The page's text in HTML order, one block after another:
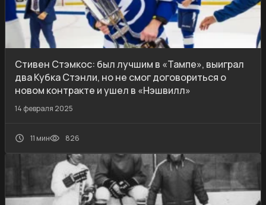
Стивен Стэмкос: был лучшим в «Тампе», выиграл
два Кубка Стэнли, но не смог договориться о
новом контракте и ушел в «Нэшвилл»
14 февраля 2025
11 мин 826